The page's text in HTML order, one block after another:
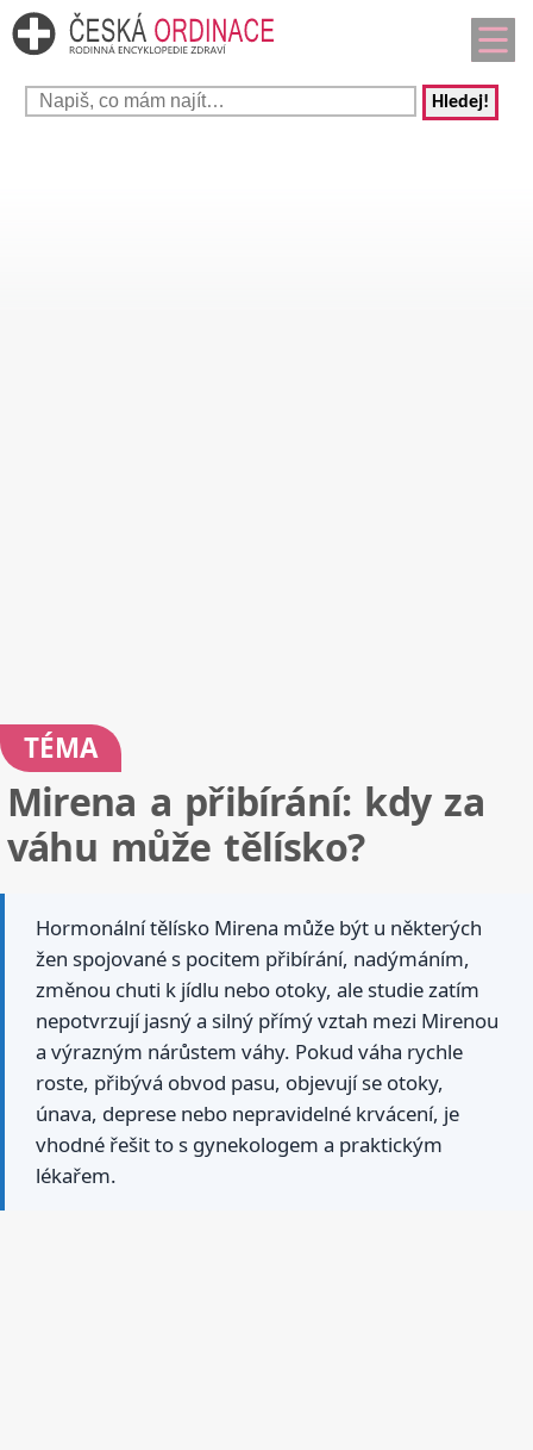
Hledej!
TÉMA
Mirena a přibírání: kdy za
váhu může tělísko?
Hormonální tělísko Mirena může být u některých
žen spojované s pocitem přibírání, nadýmáním,
změnou chuti k jídlu nebo otoky, ale studie zatím
nepotvrzují jasný a silný přímý vztah mezi Mirenou
a výrazným nárůstem váhy. Pokud váha rychle
roste, přibývá obvod pasu, objevují se otoky,
únava, deprese nebo nepravidelné krvácení, je
vhodné řešit to s gynekologem a praktickým
lékařem.